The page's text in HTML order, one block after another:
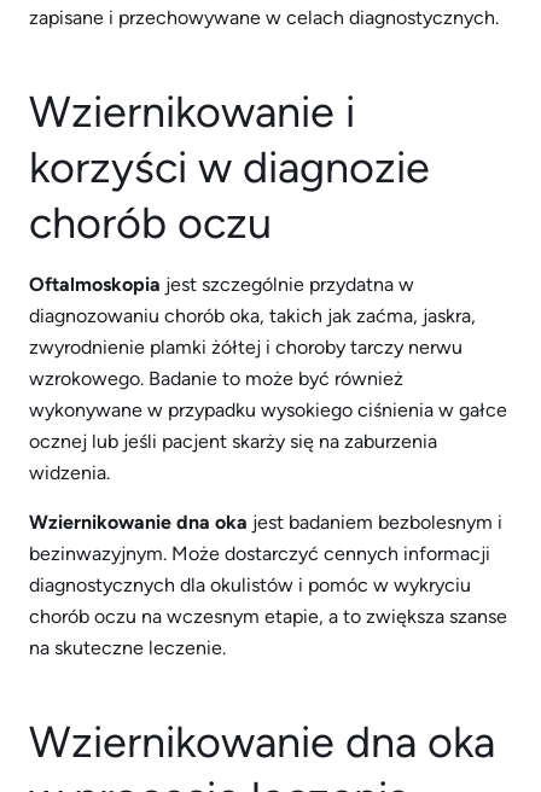
zapisane i przechowywane w celach diagnostycznych.
Wziernikowanie i
korzyści w diagnozie
chorób oczu
Oftalmoskopia jest szczególnie przydatna w
diagnozowaniu chorób oka, takich jak zaćma, jaskra,
zwyrodnienie plamki żółtej i choroby tarczy nerwu
wzrokowego. Badanie to może być również
wykonywane w przypadku wysokiego ciśnienia w gałce
ocznej lub jeśli pacjent skarży się na zaburzenia
widzenia.
Wziernikowanie dna oka jest badaniem bezbolesnym i
bezinwazyjnym. Może dostarczyć cennych informacji
diagnostycznych dla okulistów i pomóc w wykryciu
chorób oczu na wczesnym etapie, a to zwiększa szanse
na skuteczne leczenie.
Wziernikowanie dna oka